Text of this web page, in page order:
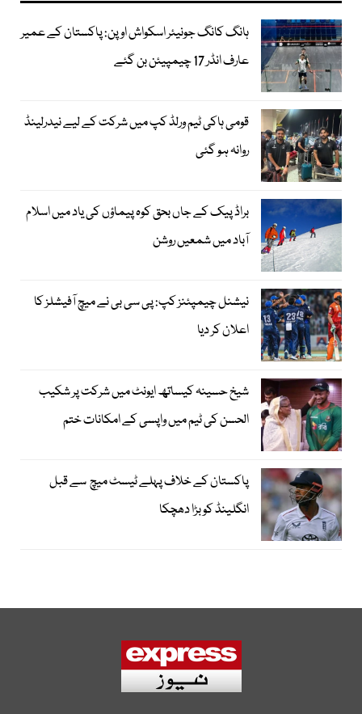
ہانگ کانگ جونیئر اسکواش اوپن: پاکستان کے عمیر
عارف انڈر 17 چیمپیئن بن گئے
قومی ہاکی ٹیم ورلڈ کپ میں شرکت کے لیے نیدرلینڈ
روانہ ہو گئی
براڈ پیک کے جاں بحق کوہ پیماؤں کی یاد میں اسلام
آباد میں شمعیں روشن
نیشنل چیمپئنز کپ: پی سی بی نے میچ آفیشلز کا
اعلان کر دیا
شیخ حسینہ کیساتھ ایونٹ میں شرکت پر شکیب
الحسن کی ٹیم میں واپسی کے امکانات ختم
پاکستان کے خلاف پہلے ٹیسٹ میچ سے قبل
انگلینڈ کو بڑا دھچکا